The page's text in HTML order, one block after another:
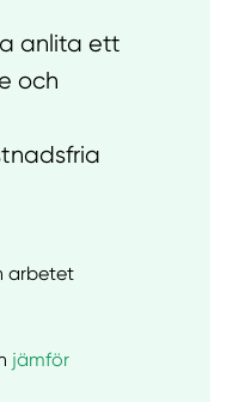
anlita ett
och
arbetet
jämför